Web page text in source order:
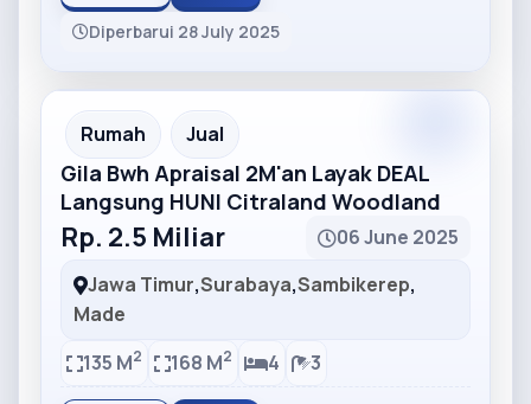
Diperbarui 28 July 2025
Partner Ad
Rumah Jual
Gila Bwh Apraisal 2M'an Layak DEAL
Langsung HUNI Citraland Woodland
Rp. 2.5 Miliar
06 June 2025
Jawa Timur,Surabaya,Sambikerep,
Made
135 M2 168 M2 4 3